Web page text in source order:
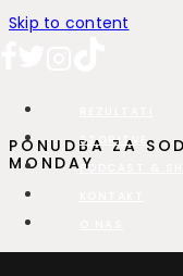
Skip to content
STORITVE
PODCAST &
PONUDBA ZA
MONDAY